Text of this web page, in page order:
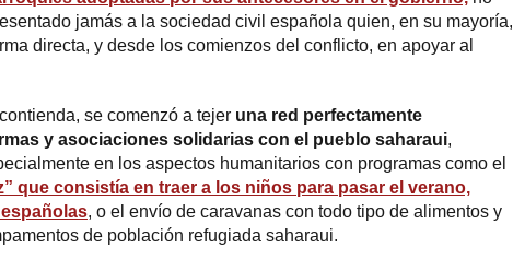
jamás a la sociedad civil española quien, en su mayoría,
directa, y desde los comienzos del conflicto, en apoyar al
se comenzó a tejer una red perfectamente
y asociaciones solidarias con el pueblo saharaui,
en los aspectos humanitarios con programas como el
que consistía en traer a los niños para pasar el verano,
, o el envío de caravanas con todo tipo de alimentos y
de población refugiada saharaui.